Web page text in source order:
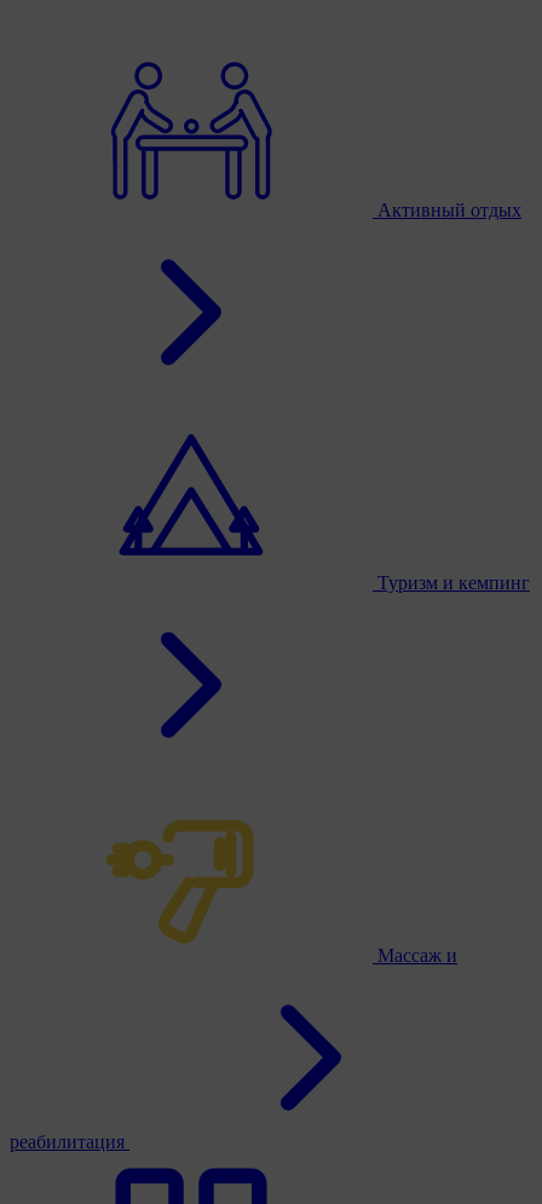
Активный отдых
Туризм и кемпинг
Массаж и
реабилитация